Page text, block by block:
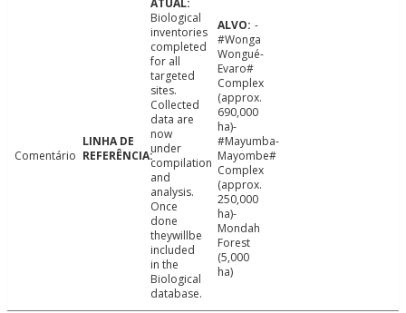
Comentário
Biological
inventories
completed
for all
targeted
sites.
Collected
data are
now
under
compilation
and
analysis.
Once
done
theywillbe
included
in the
Biological
database.
-
#Wonga
Wongué-
Evaro#
Complex
(approx.
690,000
ha)-
#Mayumba-
Mayombe#
Complex
(approx.
250,000
ha)-
Mondah
Forest
(5,000
ha)